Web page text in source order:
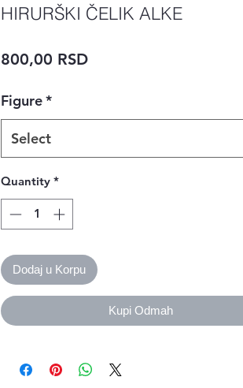
HIRURŠKI ČELIK ALKE
800,00 RSDPrice
Figure*
Select
Quantity *
Dodaj u Korpu
Kupi Odmah